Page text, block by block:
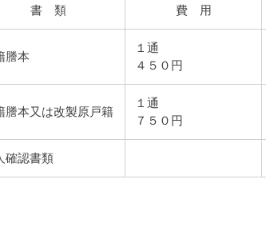
書 類 費 用
謄本
１通
４５０円
謄本又は改製原戸籍
１通
７５０円
確認書類